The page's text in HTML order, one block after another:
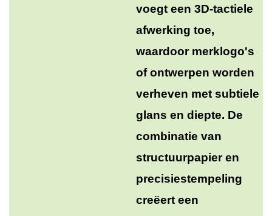
voegt een 3D-tactiele
afwerking toe,
waardoor merklogo's
of ontwerpen worden
verheven met subtiele
glans en diepte. De
combinatie van
structuurpapier en
precisiestempeling
creëert een